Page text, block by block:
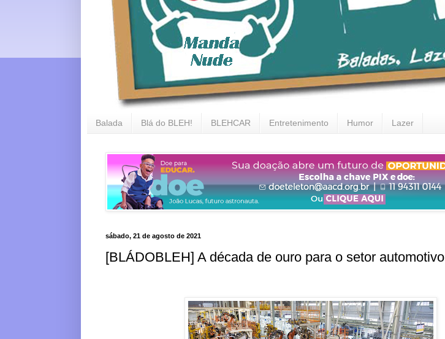
Balada Blá do BLEH! BLEHCAR Entretenimento Humor Lazer
sábado, 21 de agosto de 2021
[BLÁDOBLEH] A década de ouro para o setor automotivo